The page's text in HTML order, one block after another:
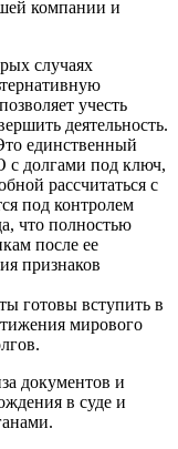
компании и
случаях
учесть
деятельность.
единственный
долгами под ключ,
рассчитаться с
под контролем
что полностью
после ее
признаков
готовы вступить в
мирового
документов и
в суде и